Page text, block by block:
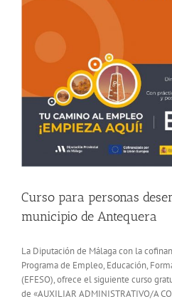
Curso para personas
municipio de Antequera
La Diputación de Málaga con la
Programa de Empleo, Educación,
(EFESO), ofrece el siguiente curso
de «AUXILIAR ADMINISTRATIVO/A